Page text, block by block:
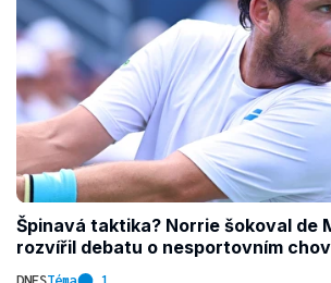
Špinavá taktika? Norrie šokoval de
rozvířil debatu o nesportovním